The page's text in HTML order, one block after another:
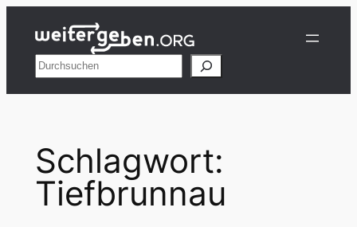
Inhalt
springenSuchen
Schlagwort:
Tiefbrunnau